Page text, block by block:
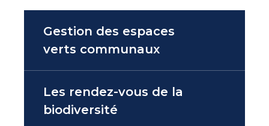
Gestion des espaces
verts communaux
Les rendez-vous de la
biodiversité